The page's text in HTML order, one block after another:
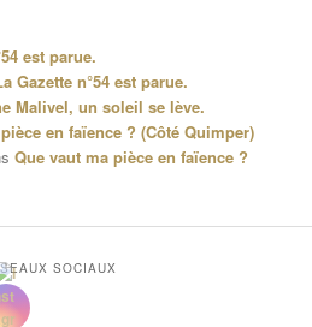
est parue.
Gazette n°54 est parue.
Malivel, un soleil se lève.
en faïence ? (Côté Quimper)
Que vaut ma pièce en faïence ?
SOCIAUX